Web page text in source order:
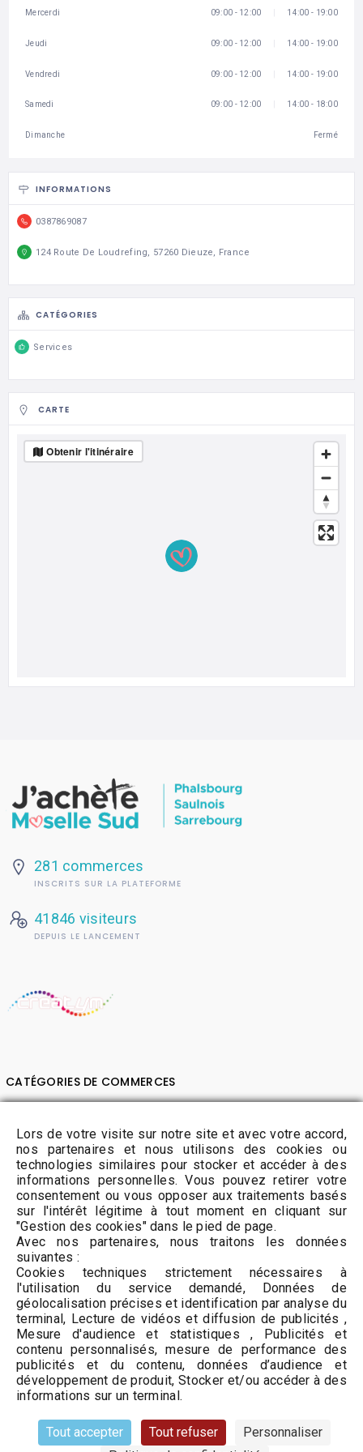
Mercerdi 09:00 - 12:00 14:00 - 19:00
Jeudi 09:00 - 12:00 14:00 - 19:00
Vendredi 09:00 - 12:00 14:00 - 19:00
Samedi 09:00 - 12:00 14:00 - 18:00
Dimanche Fermé
INFORMATIONS
0387869087
124 Route De Loudrefing, 57260 Dieuze, France
CATÉGORIES
Services
CARTE
Obtenir l'itinéraire
281 commerces
INSCRITS SUR LA PLATEFORME
41846 visiteurs
DEPUIS LE LANCEMENT
CATÉGORIES DE COMMERCES
Commerce alimentaire
Artisanat d'art
Bar, Vins & Spiritueux
Beauté & Bien-être
Culture & Loisirs
Maison & Décoration
Mode & Accessoires
Restauration
Services
B to B
INFORMATIONS
Mentions légales
Lors de votre visite sur notre site et avec votre accord,
nos partenaires et nous utilisons des cookies ou
technologies similaires pour stocker et accéder à des
informations personnelles. Vous pouvez retirer votre
consentement ou vous opposer aux traitements basés
sur l'intérêt légitime à tout moment en cliquant sur
"Gestion des cookies" dans le pied de page.
Avec nos partenaires, nous traitons les données
suivantes :
Cookies techniques strictement nécessaires à
l'utilisation du service demandé, Données de
géolocalisation précises et identification par analyse du
terminal, Lecture de vidéos et diffusion de publicités ,
Mesure d'audience et statistiques , Publicités et
contenu personnalisés, mesure de performance des
publicités et du contenu, données d’audience et
développement de produit, Stocker et/ou accéder à des
informations sur un terminal.
Tout accepter Tout refuser
Personnaliser